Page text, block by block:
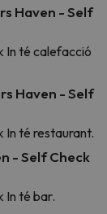
Haven - Self
In té calefacció
Haven - Self
In té restaurant.
- Self Check
In té bar.